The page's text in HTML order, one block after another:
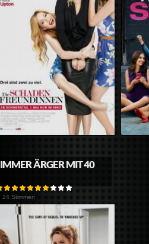
IMMER ÄRGER MIT 40
24 Stimmen